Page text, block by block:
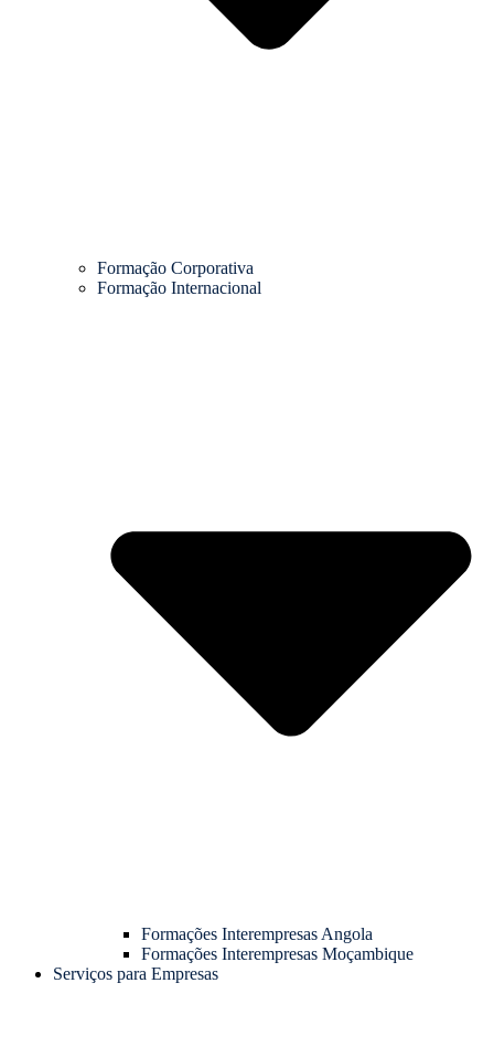
Formação Corporativa
Formação Internacional
Formações Interempresas Angola
Formações Interempresas Moçambique
Serviços para Empresas